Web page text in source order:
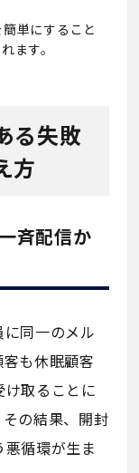
簡単にすること
ます。
る失敗
方
斉配信か
同一のメル
も休眠顧客
取ることに
の結果、開封
循環が生ま